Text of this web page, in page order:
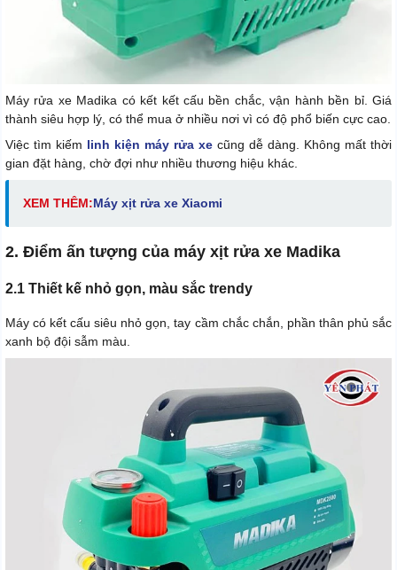
Máy rửa xe Madika có kết kết cấu bền chắc, vận hành bền bỉ. Giá
thành siêu hợp lý, có thể mua ở nhiều nơi vì có độ phổ biến cực cao.
Việc tìm kiếm linh kiện máy rửa xe cũng dễ dàng. Không mất thời
gian đặt hàng, chờ đợi như nhiều thương hiệu khác.
XEM THÊM:Máy xịt rửa xe Xiaomi
2. Điểm ấn tượng của máy xịt rửa xe Madika
2.1 Thiết kế nhỏ gọn, màu sắc trendy
Máy có kết cấu siêu nhỏ gọn, tay cầm chắc chắn, phần thân phủ sắc
xanh bộ đội sẫm màu.